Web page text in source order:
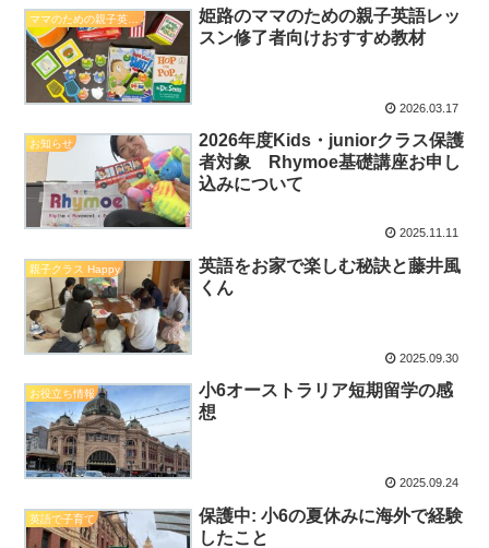
姫路のママのための親子英語レッ
スン修了者向けおすすめ教材
2026.03.17
お知らせ
2026年度Kids・juniorクラス保護
者対象 Rhymoe基礎講座お申し
込みについて
2025.11.11
親子クラス Happy
英語をお家で楽しむ秘訣と藤井風
くん
2025.09.30
お役立ち情報
小6オーストラリア短期留学の感
想
2025.09.24
英語で子育て
保護中: 小6の夏休みに海外で経験
したこと